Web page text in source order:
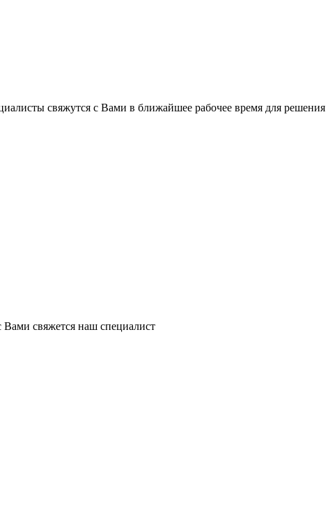
свяжутся с Вами в ближайшее рабочее время для
свяжется наш специалист